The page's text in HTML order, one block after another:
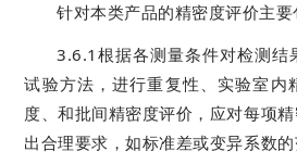
针对本类产品的精密度评价主要
3.6.1根据各测量条件对检测结
试验方法，进行重复性、实验室内
度、和批间精密度评价，应对每项
出合理要求，如标准差或变异系数